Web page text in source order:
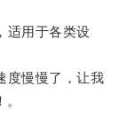
用于各类设
慢慢了，让我